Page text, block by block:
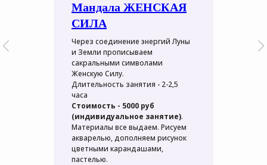
Мандала ЖЕНСКАЯ
СИЛА
Через соединение энергий Луны
и Земли прописываем
сакральными символами
Женскую Силу.
Длительность занятия - 2-2,5
часа
Стоимость - 5000 руб
(индивидуальное занятие).
Материалы все выдаем. Рисуем
акварелью, дополняем рисунок
цветными карандашами,
пастелью.